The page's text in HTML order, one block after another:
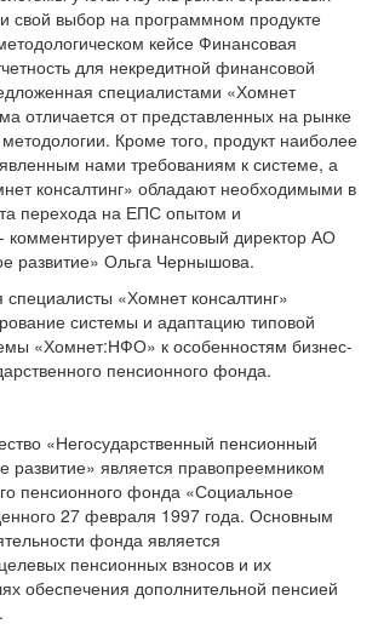
свой выбор на программном продукте
кейсе Финансовая
для некредитной финансовой
специалистами «Хомнет
отличается от представленных на рынке
Кроме того, продукт наиболее
нами требованиям к системе, а
консалтинг» обладают необходимыми в
перехода на ЕПС опытом и
комментирует финансовый директор АО
развитие» Ольга Чернышова.
«Хомнет консалтинг»
системы и адаптацию типовой
«Хомнет:НФО» к особенностям бизнес-
пенсионного фонда.
«Негосударственный пенсионный
является правопреемником
пенсионного фонда «Социальное
27 февраля 1997 года. Основным
фонда является
пенсионных взносов и их
обеспечения дополнительной пенсией